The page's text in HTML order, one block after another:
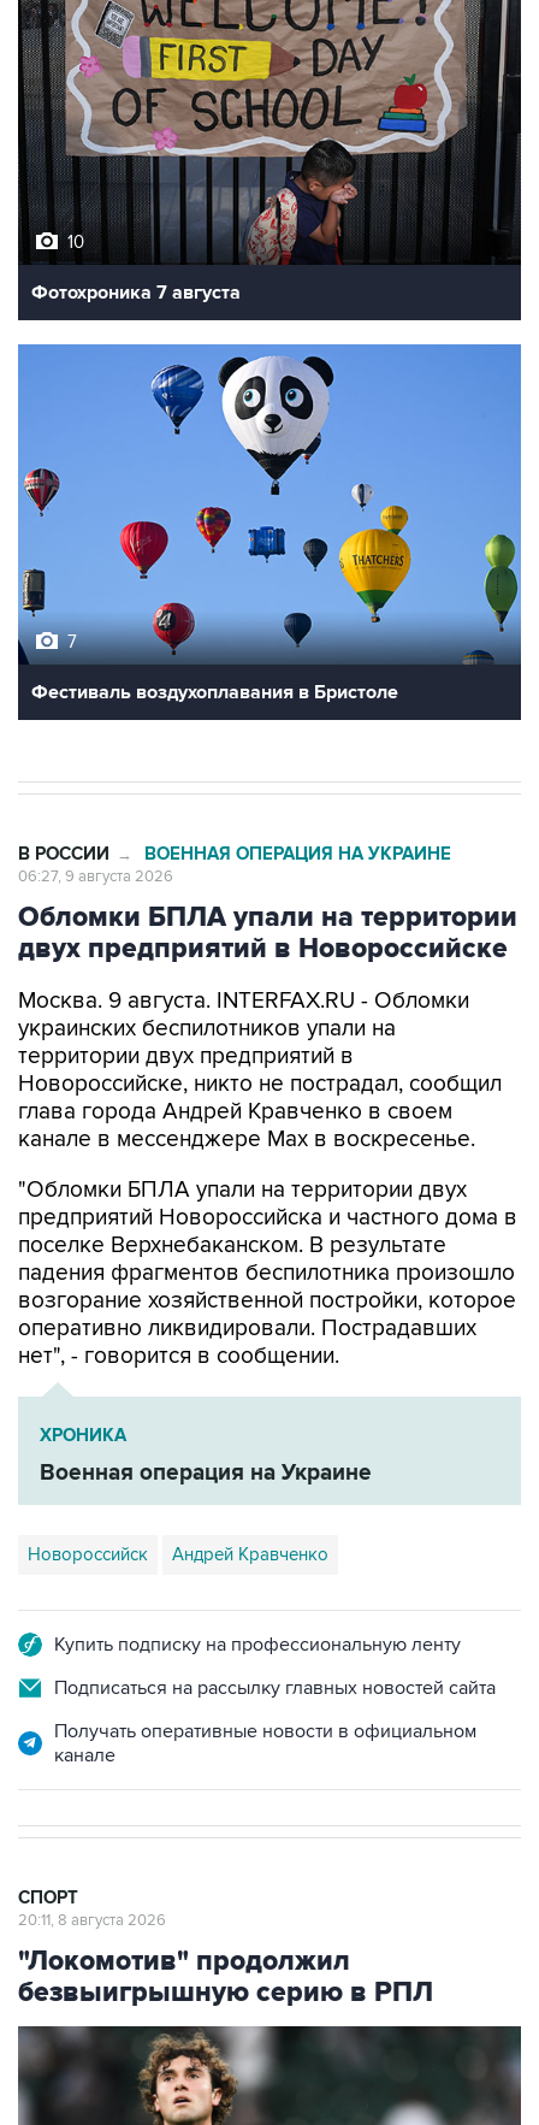
10
Фотохроника 7 августа
7
Фестиваль воздухоплавания в Бристоле
В РОССИИ → ВОЕННАЯ ОПЕРАЦИЯ НА УКРАИНЕ
06:27, 9 августа 2026
Обломки БПЛА упали на территории
двух предприятий в Новороссийске
Москва. 9 августа. INTERFAX.RU - Обломки
украинских беспилотников упали на
территории двух предприятий в
Новороссийске, никто не пострадал, сообщил
глава города Андрей Кравченко в своем
канале в мессенджере Max в воскресенье.
"Обломки БПЛА упали на территории двух
предприятий Новороссийска и частного дома в
поселке Верхнебаканском. В результате
падения фрагментов беспилотника произошло
возгорание хозяйственной постройки, которое
оперативно ликвидировали. Пострадавших
нет", - говорится в сообщении.
ХРОНИКА
Военная операция на Украине
Новороссийск Андрей Кравченко
Купить подписку на профессиональную ленту
Подписаться на рассылку главных новостей сайта
Получать оперативные новости в официальном
канале
СПОРТ
20:11, 8 августа 2026
"Локомотив" продолжил
безвыигрышную серию в РПЛ